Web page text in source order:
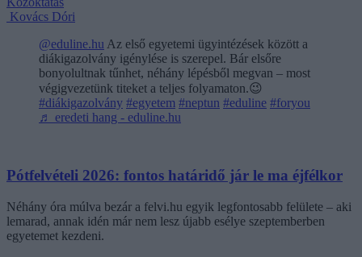
Kovács Dóri
@eduline.hu Az első egyetemi ügyintézések között a
diákigazolvány igénylése is szerepel. Bár elsőre
bonyolultnak tűnhet, néhány lépésből megvan – most
végigvezetünk titeket a teljes folyamaton.😉
#diákigazolvány #egyetem #neptun #eduline #foryou
♬ eredeti hang - eduline.hu
Pótfelvételi 2026: fontos határidő jár le ma éjfélkor
Néhány óra múlva bezár a felvi.hu egyik legfontosabb felülete – aki
lemarad, annak idén már nem lesz újabb esélye szeptemberben
egyetemet kezdeni.